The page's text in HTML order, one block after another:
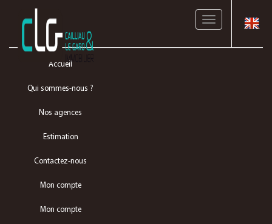
Toggle
Accueil
Qui sommes-nous ?
Nos agences
Estimation
Contactez-nous
Mon compte
Mon compte